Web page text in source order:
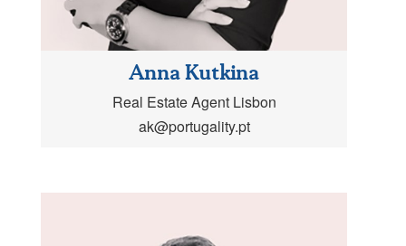
Anna Kutkina
Real Estate Agent Lisbon
ak@portugality.pt